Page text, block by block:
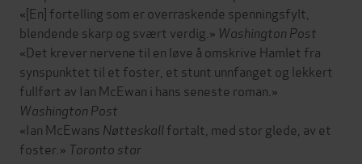
«[En] fortelling som er overraskende spenningsfylt,
blendende skarp og svært verdig.» Washington Post
«Det krever nervene til en løve å omskrive Hamlet fra
synspunktet til et foster, et stunt unnfanget og lekkert
fullført av Ian McEwan i hans seneste roman.»
Washington Post
«Ian McEwans Nøtteskallfortalt, med stor glede, av et
foster.» Toronto star